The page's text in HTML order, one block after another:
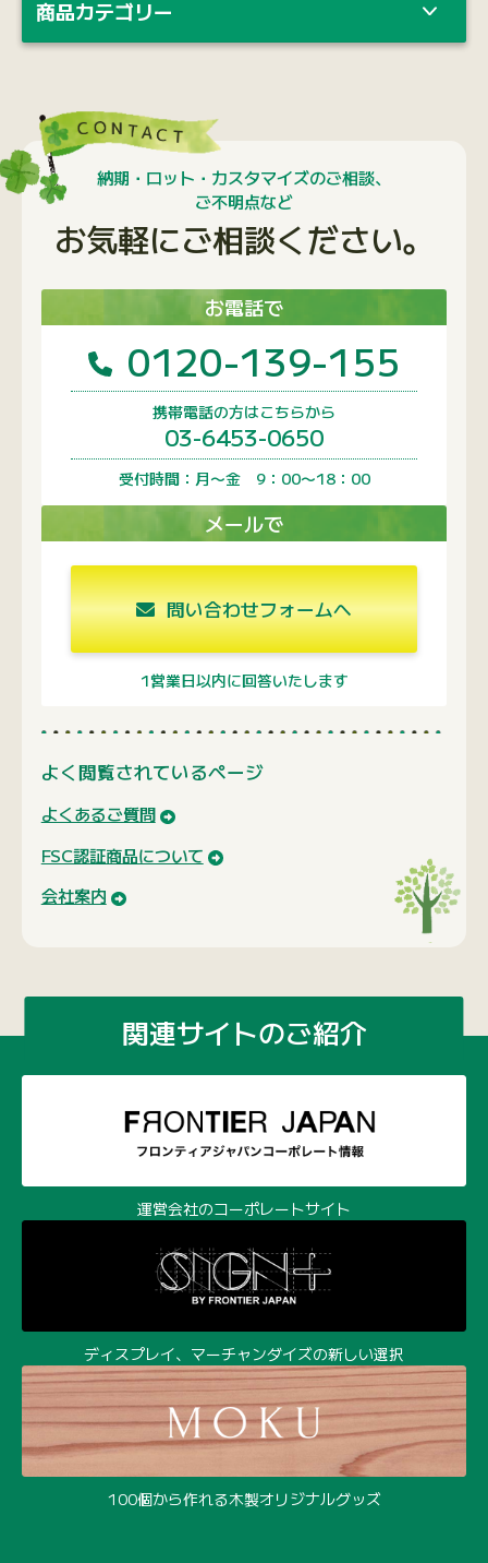
携帯電話の方はこちらから
03-6453-0650
受付時間：月〜金 9：00〜18：00
メールで
問い合わせフォームへ
1営業日以内に回答いたします
よく閲覧されているページ
FSC認証商品について
会社案内
ディスプレイ、マーチャンダイズの新しい選択
100個から作れる木製オリジナルグッズ
環境経営時代の樹脂成形サービス